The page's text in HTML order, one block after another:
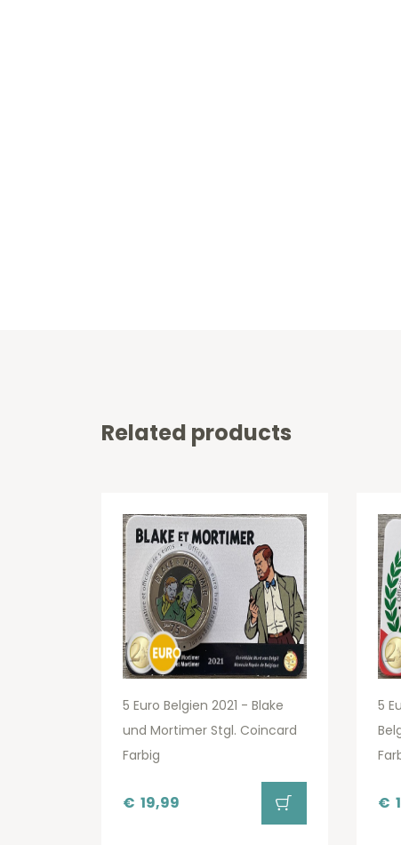
Related products
5 Euro Belgien 2021 - Blake
und Mortimer Stgl. Coincard
Farbig
€ 19,99
5
€